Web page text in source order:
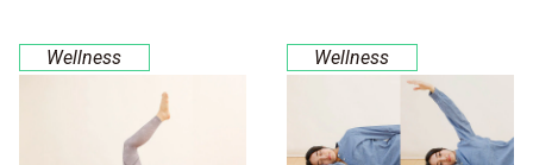
Wellness Wellness